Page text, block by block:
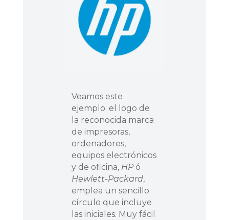
Veamos este
ejemplo: el logo de
la reconocida marca
de impresoras,
ordenadores,
equipos electrónicos
y de oficina, HPó
Hewlett-Packard,
emplea un sencillo
círculo que incluye
las iniciales. Muy fácil